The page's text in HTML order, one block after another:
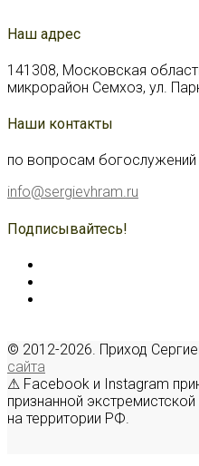
Наш адрес
141308, Московская
микрорайон Семхоз, ул.
Наши контакты
по вопросам
info@sergievhram.ru
Подписывайтесь!
© 2012-2026. Приход
сайта
⚠ Facebook и Instagram
признанной
на территории РФ.